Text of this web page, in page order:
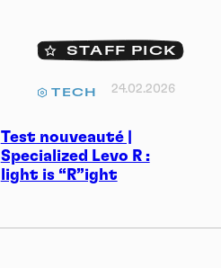
Test nouveauté |
Specialized Levo R :
light is “R”ight
STAFF PICK
TECH 24.02.2026